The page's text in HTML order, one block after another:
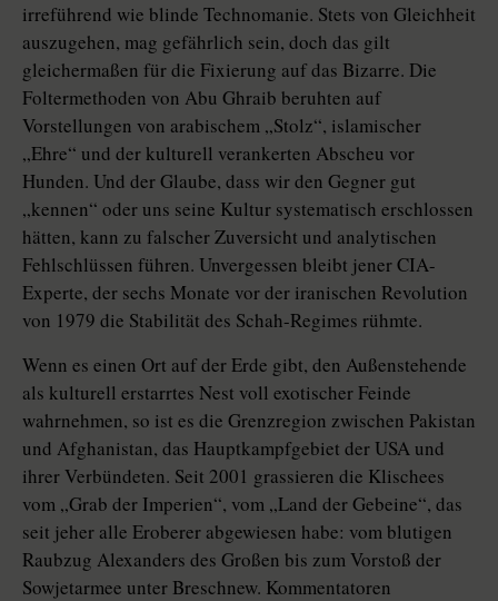
irreführend wie blinde Technomanie. Stets von Gleichheit
auszugehen, mag gefährlich sein, doch das gilt
gleichermaßen für die Fixierung auf das Bizarre. Die
Foltermethoden von Abu Ghraib beruhten auf
Vorstellungen von arabischem „Stolz“, islamischer
„Ehre“ und der kulturell verankerten Abscheu vor
Hunden. Und der Glaube, dass wir den Gegner gut
„kennen“ oder uns seine Kultur systematisch erschlossen
hätten, kann zu falscher Zuversicht und analytischen
Fehlschlüssen führen. Unvergessen bleibt jener CIA-
Experte, der sechs Monate vor der iranischen Revolution
von 1979 die Stabilität des Schah-Regimes rühmte.
Wenn es einen Ort auf der Erde gibt, den Außenstehende
als kulturell erstarrtes Nest voll exotischer Feinde
wahrnehmen, so ist es die Grenzregion zwischen Pakistan
und Afghanistan, das Hauptkampfgebiet der USA und
ihrer Verbündeten. Seit 2001 grassieren die Klischees
vom „Grab der Imperien“, vom „Land der Gebeine“, das
seit jeher alle Eroberer abgewiesen habe: vom blutigen
Raubzug Alexanders des Großen bis zum Vorstoß der
Sowjetarmee unter Breschnew. Kommentatoren